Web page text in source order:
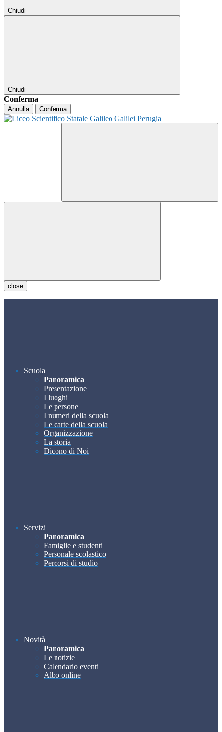
Chiudi
Chiudi
Conferma
Annulla Conferma
close
Scuola
Panoramica
Presentazione
I luoghi
Le persone
I numeri della scuola
Le carte della scuola
Organizzazione
La storia
Dicono di Noi
Servizi
Panoramica
Famiglie e studenti
Personale scolastico
Percorsi di studio
Novità
Panoramica
Le notizie
Calendario eventi
Albo online